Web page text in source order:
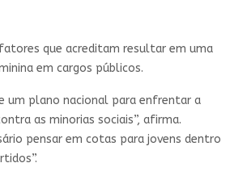
que acreditam resultar em uma
em cargos públicos.
um plano nacional para enfrentar a
as minorias sociais”, afirma.
pensar em cotas para jovens dentro